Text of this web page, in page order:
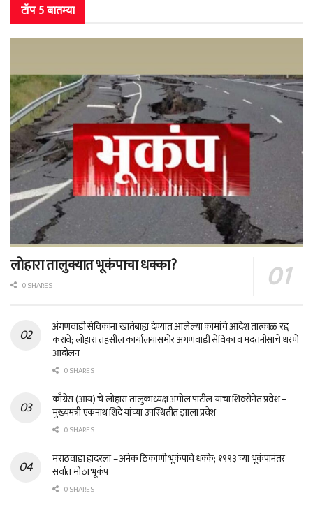
टॉप 5 बातम्या
लोहारा तालुक्यात भूकंपाचा धक्का?
0 SHARES
अंगणवाडी सेविकांना खातेबाह्य देण्यात आलेल्या कामांचे आदेश तात्काळ रद्द
करावे; लोहारा तहसील कार्यालयासमोर अंगणवाडी सेविका व मदतनीसांचे धरणे
आंदोलन
0 SHARES
काँग्रेस (आय) चे लोहारा तालुकाध्यक्ष अमोल पाटील यांचा शिवसेनेत प्रवेश –
मुख्यमंत्री एकनाथ शिंदे यांच्या उपस्थितीत झाला प्रवेश
0 SHARES
मराठवाडा हादरला – अनेक ठिकाणी भूकंपाचे धक्के; १९९३ च्या भूकंपानंतर
सर्वात मोठा भूकंप
0 SHARES